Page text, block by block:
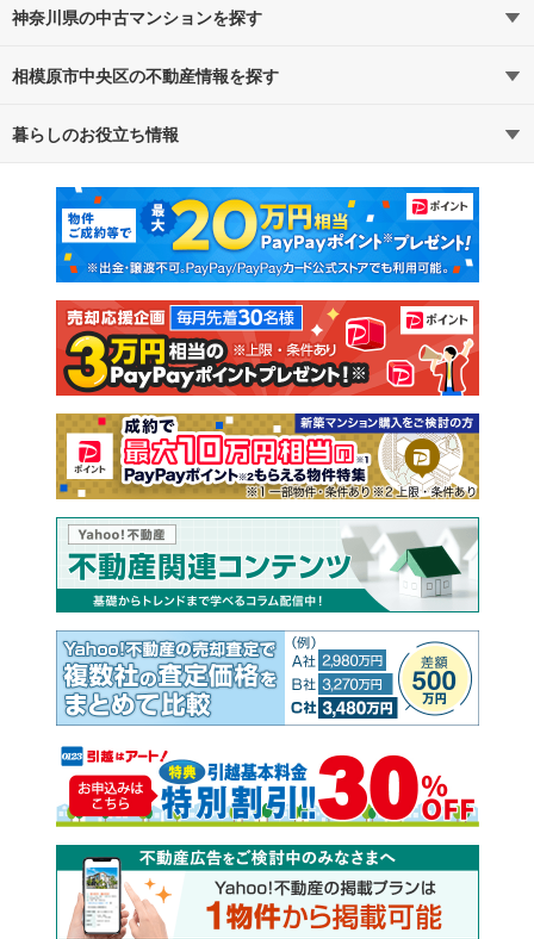
神奈川県の中古マンションを探す
路線・駅から探す
通勤・通学時間から探す
相模原市中央区の不動産情報を探す
不動産・住宅
新築マンション 中古マンション
新築一戸建て 中古一戸建て
注文住宅 土地
売却査定
暮らしのお役立ち情報
マンションカタログ 教えて！住まいの先生